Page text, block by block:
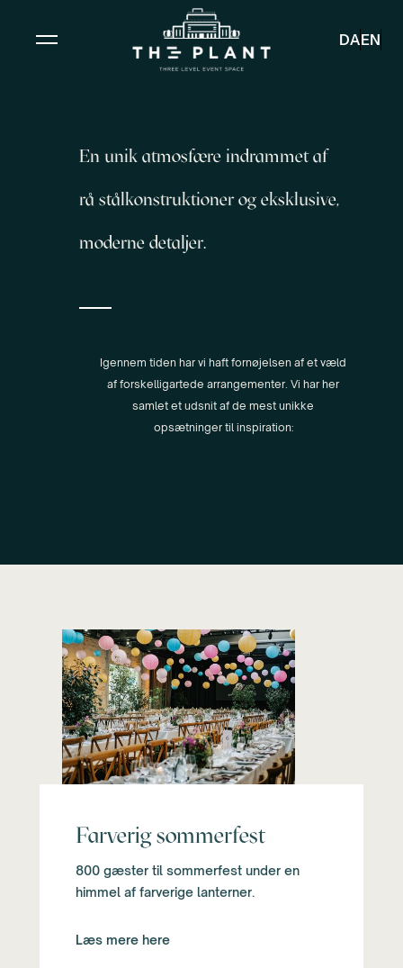
DAEN
En unik atmosfære indrammet af
rå stålkonstruktioner og eksklusive,
moderne detaljer.
Igennem tiden har vi haft fornøjelsen af et væld
af forskelligartede arrangementer. Vi har her
samlet et udsnit af de mest unikke
opsætninger til inspiration:
Farverig sommerfest
800 gæster til sommerfest under en
himmel af farverige lanterner.
Læs mere here